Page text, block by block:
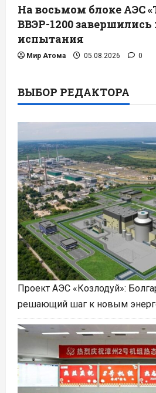
На восьмом блоке АЭС
ВВЭР-1200
испытания
Мир Атома 05.08.2026 0
ВЫБОР РЕДАКТОРА
Проект АЭС «Козлодуй»:
решающий шаг к новым